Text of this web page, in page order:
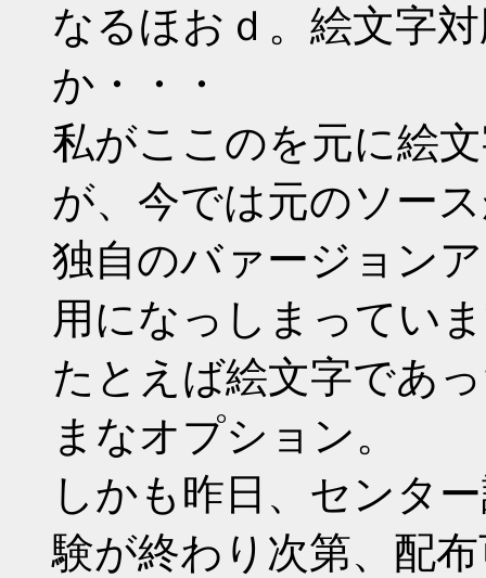
なるほおｄ。絵文字
か・・・
私がここのを元に絵
が、今では元のソー
独自のバァージョン
用になっしまってい
たとえば絵文字であ
まなオプション。
しかも昨日、センタ
験が終わり次第、配